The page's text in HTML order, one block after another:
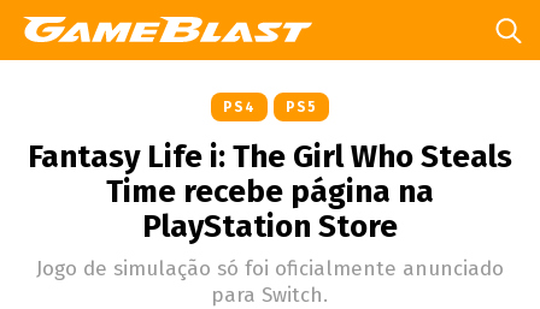
PS4 PS5
Fantasy Life i: The Girl Who Steals
Time recebe página na
PlayStation Store
Jogo de simulação só foi oficialmente anunciado
para Switch.